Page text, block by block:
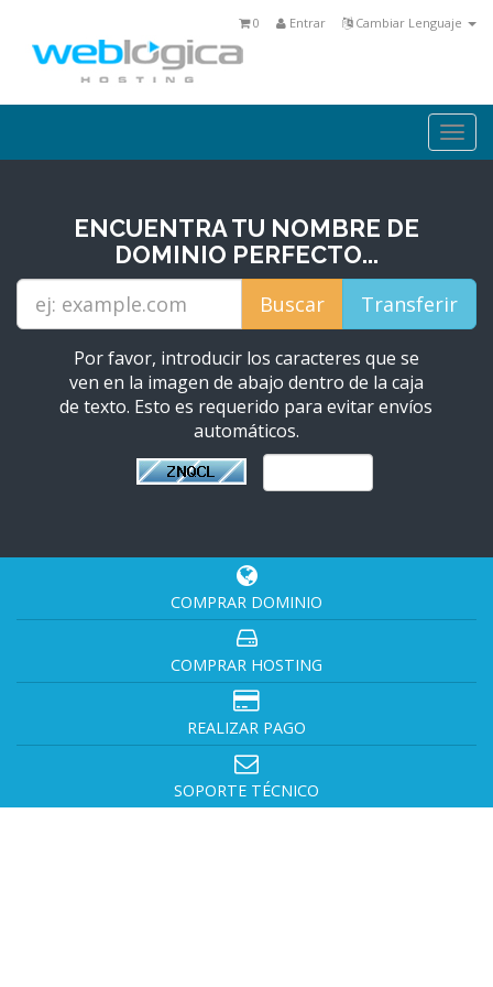
Cambiar Lenguaje
Entrar
0
ENCUENTRA TU NOMBRE DE
DOMINIO PERFECTO...
Por favor, introducir los caracteres que se
ven en la imagen de abajo dentro de la caja
de texto. Esto es requerido para evitar envíos
automáticos.
COMPRAR DOMINIO
COMPRAR HOSTING
REALIZAR PAGO
SOPORTE TÉCNICO